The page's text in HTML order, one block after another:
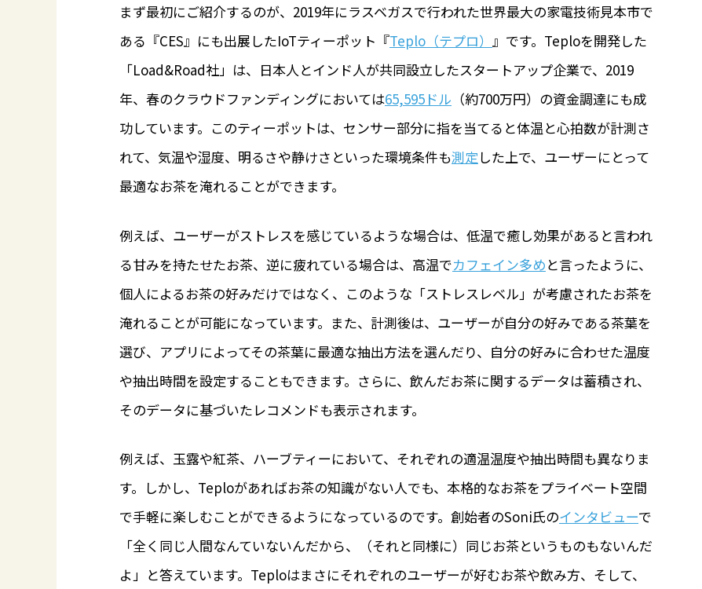
まず最初にご紹介するのが、2019年にラスベガスで行われた世界最大の家電技術見本市で
ある『CES』にも出展したIoTティーポット『Teplo（テプロ） 』です。Teploを開発した
「Load&Road社」は、日本人とインド人が共同設立したスタートアップ企業で、2019
年、春のクラウドファンディングにおいては65,595ドル （約700万円）の資金調達にも成
功しています。このティーポットは、センサー部分に指を当てると体温と心拍数が計測さ
れて、気温や湿度、明るさや静けさといった環境条件も測定 した上で、ユーザーにとって
最適なお茶を淹れることができます。
例えば、ユーザーがストレスを感じているような場合は、低温で癒し効果があると言われ
る甘みを持たせたお茶、逆に疲れている場合は、高温でカフェイン多めと言ったように、
個人によるお茶の好みだけではなく、このような「ストレスレベル」が考慮されたお茶を
淹れることが可能になっています。また、計測後は、ユーザーが自分の好みである茶葉を
選び、アプリによってその茶葉に最適な抽出方法を選んだり、自分の好みに合わせた温度
や抽出時間を設定することもできます。さらに、飲んだお茶に関するデータは蓄積され、
そのデータに基づいたレコメンドも表示されます。
例えば、玉露や紅茶、ハーブティーにおいて、それぞれの適温温度や抽出時間も異なりま
す。しかし、Teploがあればお茶の知識がない人でも、本格的なお茶をプライベート空間
で手軽に楽しむことができるようになっているのです。創始者のSoni氏のインタビューで
「全く同じ人間なんていないんだから、（それと同様に）同じお茶というものもないんだ
よ」と答えています。Teploはまさにそれぞれのユーザーが好むお茶や飲み方、そして、